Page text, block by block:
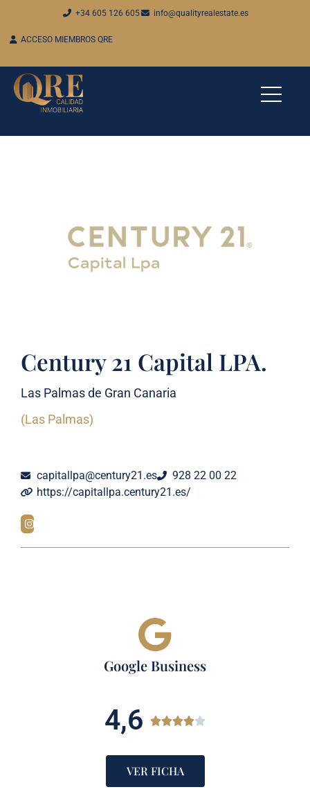
+34 605 126 605 info@qualityrealestate.es
ACCESO MIEMBROS QRE
Century 21 Capital LPA.
Las Palmas de Gran Canaria
(Las Palmas)
capitallpa@century21.es
928 22 00 22
https://capitallpa.century21.es/
Google Business
4,6 
VER FICHA